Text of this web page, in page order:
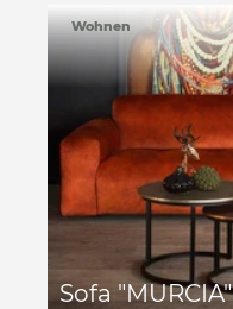
Sofa "MURCIA"
Wohnen